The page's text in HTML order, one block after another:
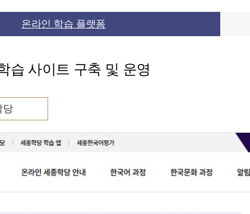
온라인 학습 플랫폼
습 사이트 구축 및 운영
당